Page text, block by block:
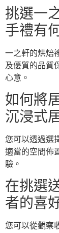
挑選一
手禮有
一之軒的烘焙
及優質的品質
心意。
如何將
沉浸式
您可以透過選
適當的空間佈
驗。
在挑選
者的喜
您可以從觀察